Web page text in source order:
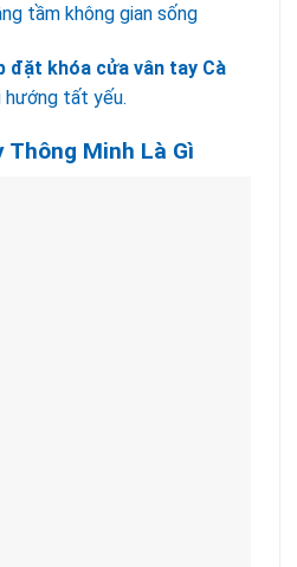
tầm không gian sống
đặt khóa cửa vân tay Cà
hướng tất yếu.
Thông Minh Là Gì